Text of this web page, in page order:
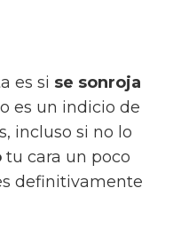
es si se sonroja
es un indicio de
incluso si no lo
tu cara un poco
definitivamente